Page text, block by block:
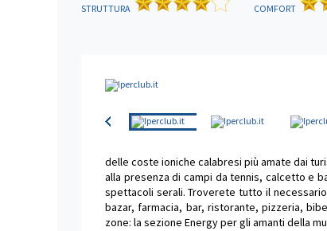
STRUTTURA COMFORT
delle coste ioniche calabresi più amate dai
alla presenza di campi da tennis, calcetto e
spettacoli serali. Troverete tutto il
bazar, farmacia, bar, ristorante, pizzeria,
zone: la sezione Energy per gli amanti della